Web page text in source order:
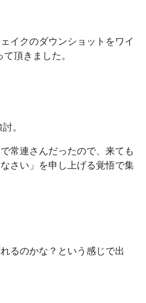
イクのダウンショットをワイ
頂きました。
。
常連さんだったので、来ても
さい」を申し上げる覚悟で集
るのかな？という感じで出